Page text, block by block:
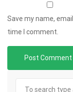
Save my name,
time I comment.